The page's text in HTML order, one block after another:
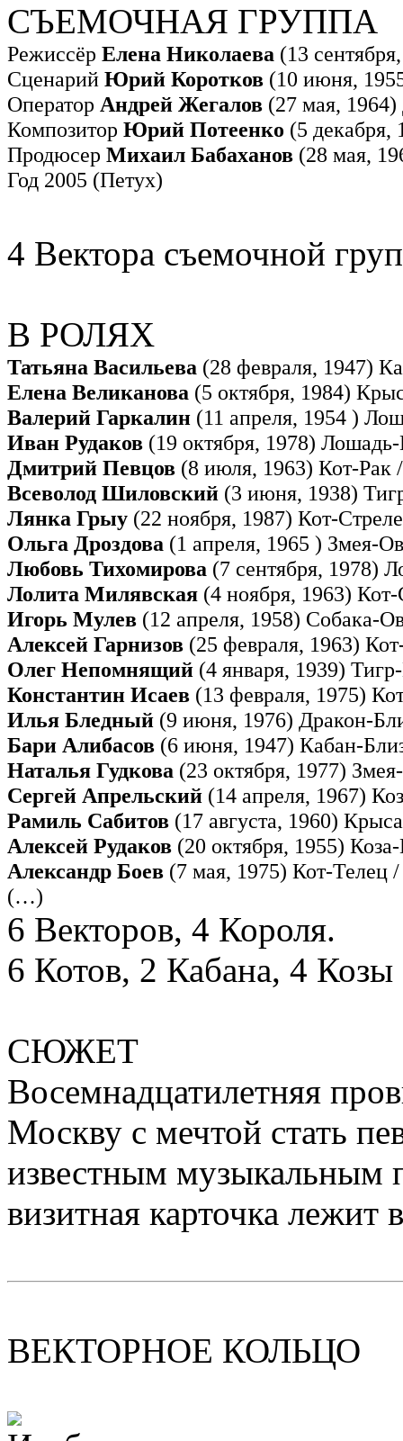
СЪЕМОЧНАЯ ГРУППА
Режиссёр Елена Николаева (13
Сценарий Юрий Коротков (10 июня,
Оператор Андрей Жегалов (27 мая,
Композитор Юрий Потеенко (5 декабря,
Продюсер Михаил Бабаханов (28 мая,
Год 2005 (Петух)
4 Вектора съемочной
В РОЛЯХ
Татьяна Васильева (28 февраля, 1947)
Елена Великанова (5 октября, 1984)
Валерий Гаркалин (11 апреля, 1954 )
Иван Рудаков (19 октября, 1978)
Дмитрий Певцов (8 июля, 1963) Кот-Рак
Всеволод Шиловский (3 июня, 1938)
Лянка Грыу (22 ноября, 1987) Кот-
Ольга Дроздова (1 апреля, 1965 ) Змея-
Любовь Тихомирова (7 сентября, 1978)
Лолита Милявская (4 ноября, 1963)
Игорь Мулев (12 апреля, 1958) Собака-
Алексей Гарнизов (25 февраля, 1963)
Олег Непомнящий (4 января, 1939)
Константин Исаев (13 февраля, 1975)
Илья Бледный (9 июня, 1976) Дракон-
Бари Алибасов (6 июня, 1947) Кабан-
Наталья Гудкова (23 октября, 1977)
Сергей Апрельский (14 апреля, 1967)
Рамиль Сабитов (17 августа, 1960)
Алексей Рудаков (20 октября, 1955)
Александр Боев (7 мая, 1975) Кот-Телец
(…)
6 Векторов, 4 Короля.
6 Котов, 2 Кабана, 4 Козы
СЮЖЕТ
Восемнадцатилетняя
Москву с мечтой стать
известным музыкальным
визитная карточка лежит
ВЕКТОРНОЕ КОЛЬЦО